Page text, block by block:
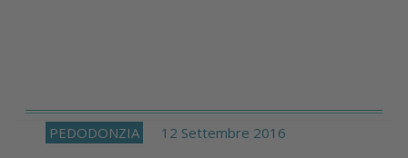
PEDODONZIA 12 Settembre 2016